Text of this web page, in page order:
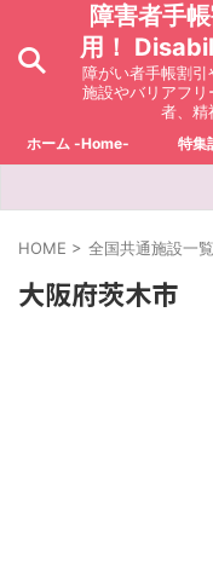
障害者手
用！
障がい者手帳割
施設やバリアフ
者、精
ホーム -Home- 特集
HOME > 全国共通施設一
大阪府茨木市